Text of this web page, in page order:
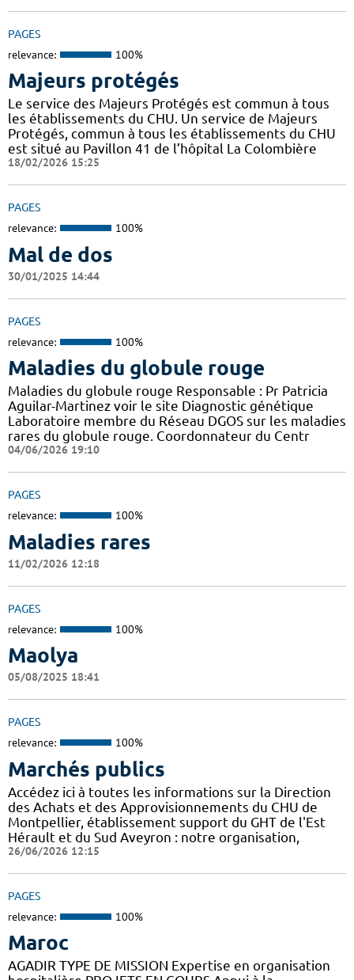
PAGES
relevance: 100%
Majeurs protégés
Le service des Majeurs Protégés est commun à tous
les établissements du CHU. Un service de Majeurs
Protégés, commun à tous les établissements du CHU
est situé au Pavillon 41 de l’hôpital La Colombière
18/02/2026 15:25
PAGES
relevance: 100%
Mal de dos
30/01/2025 14:44
PAGES
relevance: 100%
Maladies du globule rouge
Maladies du globule rouge Responsable : Pr Patricia
Aguilar-Martinez voir le site Diagnostic génétique
Laboratoire membre du Réseau DGOS sur les maladies
rares du globule rouge. Coordonnateur du Centr
04/06/2026 19:10
PAGES
relevance: 100%
Maladies rares
11/02/2026 12:18
PAGES
relevance: 100%
Maolya
05/08/2025 18:41
PAGES
relevance: 100%
Marchés publics
Accédez ici à toutes les informations sur la Direction
des Achats et des Approvisionnements du CHU de
Montpellier, établissement support du GHT de l'Est
Hérault et du Sud Aveyron : notre organisation,
26/06/2026 12:15
PAGES
relevance: 100%
Maroc
AGADIR TYPE DE MISSION Expertise en organisation